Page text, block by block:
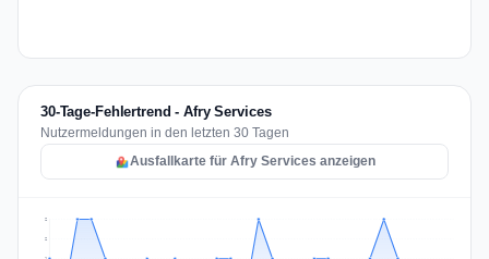
30-Tage-Fehlertrend - Afry Services
Nutzermeldungen in den letzten 30 Tagen
Ausfallkarte für Afry Services anzeigen
2
2